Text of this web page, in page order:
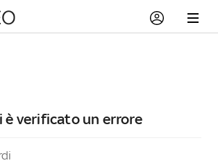
è verificato un errore